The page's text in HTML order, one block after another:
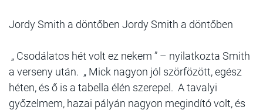
Jordy Smith a döntőben Jordy Smith a döntőben
„ Csodálatos hét volt ez nekem ” – nyilatkozta Smith
a verseny után. „ Mick nagyon jól szörfözött, egész
héten, és ő is a tabella élén szerepel. A tavalyi
győzelmem, hazai pályán nagyon megindító volt, és